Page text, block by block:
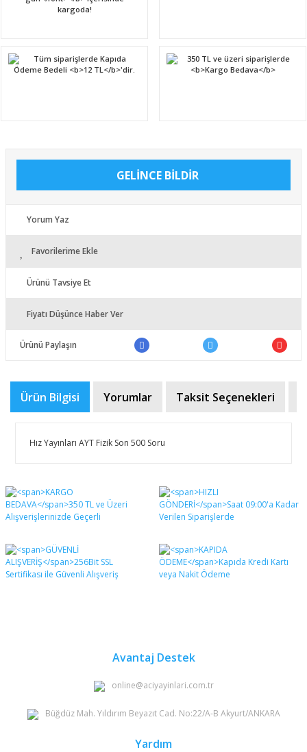
GELİNCE BİLDİR
Yorum Yaz
Favorilerime Ekle
Ürünü Tavsiye Et
Fiyatı Düşünce Haber Ver
Ürünü Paylaşın
Ürün Bilgisi Yorumlar Taksit Seçenekleri
Hız Yayınları AYT Fizik Son 500 Soru
Bu ürüne ilk yorumu siz yapın!
Yorum Yaz
Bu ürünün fiyat bilgisi, resim, ürün açıklamalarında ve
diğer konularda yetersiz gördüğünüz noktaları öneri
formunu kullanarak tarafımıza iletebilirsiniz.
Görüş ve önerileriniz için teşekkür ederiz.
Ürün resmi kalitesiz, bozuk veya görüntülenemiyor.
Ürün açıklamasında eksik bilgiler bulunuyor.
Avantaj Destek
online@aciyayinlari.com.tr
Büğdüz Mah. Yıldırım Beyazıt Cad. No:22/A-B Akyurt/ANKARA
Yardım